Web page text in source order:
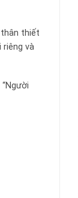
thiết
riêng và